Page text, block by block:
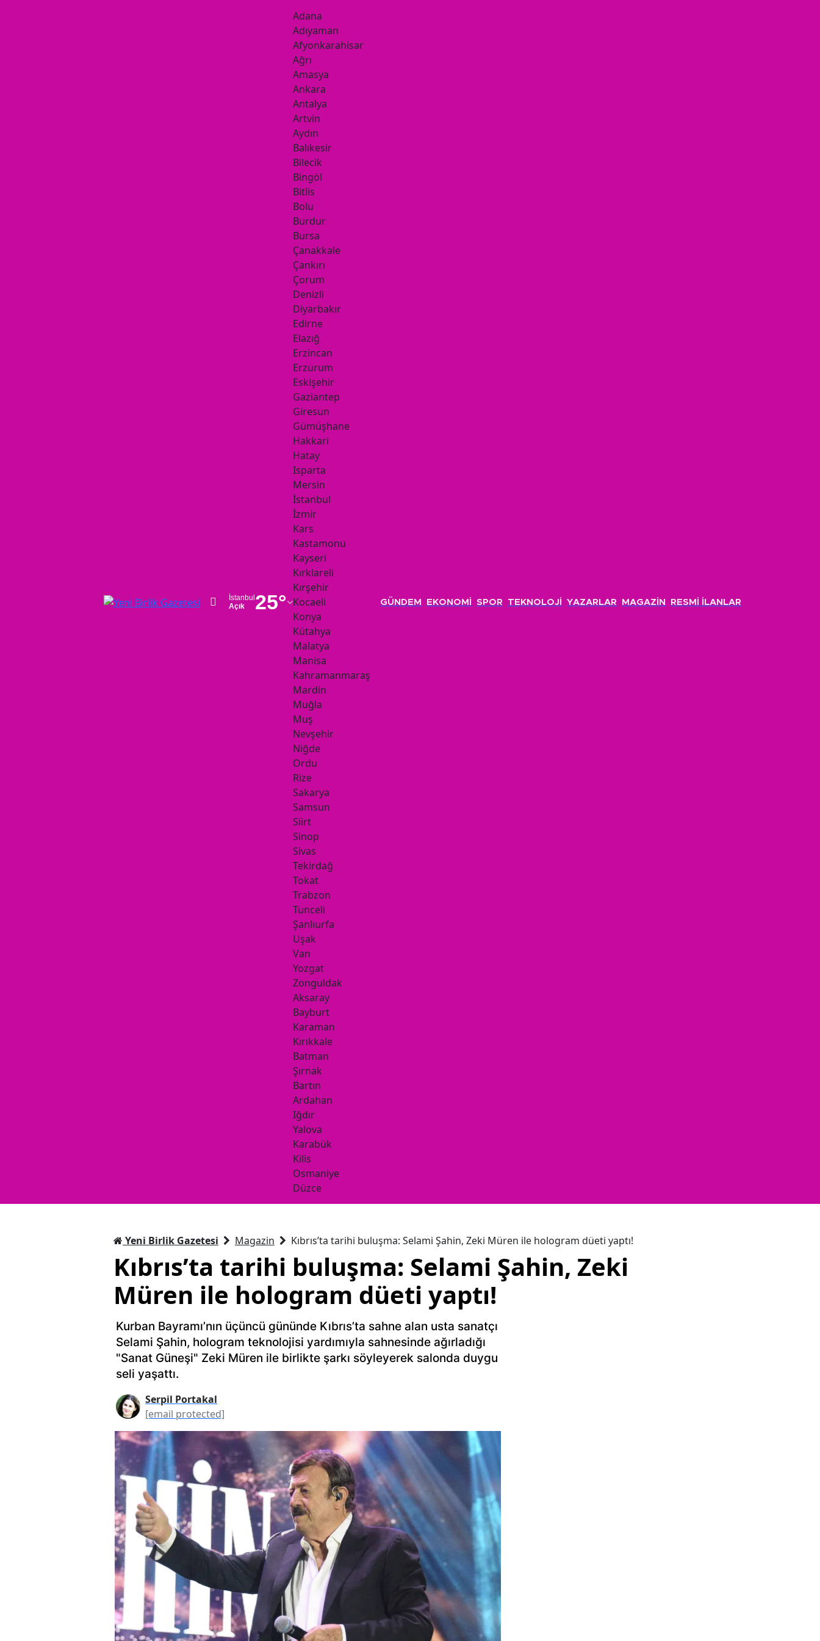
İstanbul
Açık
25°
Adana
Adıyaman
Afyonkarahisar
Ağrı
Amasya
Ankara
Antalya
Artvin
Aydın
Balıkesir
Bilecik
Bingöl
Bitlis
Bolu
Burdur
Bursa
Çanakkale
Çankırı
Çorum
Denizli
Diyarbakır
Edirne
Elazığ
Erzincan
Erzurum
Eskişehir
Gaziantep
Giresun
Gümüşhane
Hakkari
Hatay
Isparta
Mersin
İstanbul
İzmir
Kars
Kastamonu
Kayseri
Kırklareli
Kırşehir
Kocaeli
Konya
Kütahya
Malatya
Manisa
Kahramanmaraş
Mardin
Muğla
Muş
Nevşehir
Niğde
Ordu
Rize
Sakarya
Samsun
Siirt
Sinop
Sivas
Tekirdağ
Tokat
Trabzon
Tunceli
Şanlıurfa
Uşak
Van
Yozgat
Zonguldak
Aksaray
Bayburt
Karaman
Kırıkkale
Batman
Şırnak
Bartın
Ardahan
Iğdır
Yalova
Karabük
Kilis
Osmaniye
Düzce
GÜNDEM EKONOMİ SPOR TEKNOLOJİ YAZARLAR MAGAZİN RESMİ İLANLAR
Yeni Birlik Gazetesi Magazin Kıbrıs’ta tarihi buluşma: Selami Şahin, Zeki Müren ile hologram düeti yaptı!
Kıbrıs’ta tarihi buluşma: Selami Şahin, Zeki
Müren ile hologram düeti yaptı!
Kurban Bayramı’nın üçüncü gününde Kıbrıs’ta sahne alan usta sanatçı
Selami Şahin, hologram teknolojisi yardımıyla sahnesinde ağırladığı
"Sanat Güneşi" Zeki Müren ile birlikte şarkı söyleyerek salonda duygu
seli yaşattı.
Serpil Portakal
[email protected]